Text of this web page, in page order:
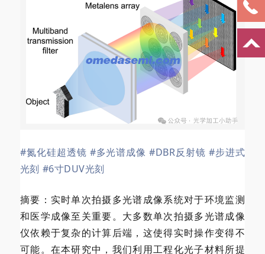
#氮化硅超透镜 #多光谱成像 #DBR反射镜 #步进式
光刻 #6寸DUV光刻
摘要：实时单次拍摄多光谱成像系统对于环境监测
和医学成像至关重要。大多数单次拍摄多光谱成像
仪依赖于复杂的计算后端，这使得实时操作变得不
可能。在本研究中，我们利用工程化光子材料所提